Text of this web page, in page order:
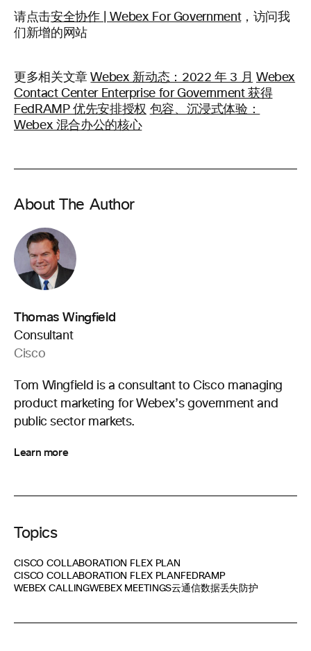
请点击安全协作 | Webex For Government，访问我
们新增的网站
更多相关文章 Webex 新动态：2022 年 3 月 Webex
Contact Center Enterprise for Government 获得
FedRAMP 优先安排授权 包容、沉浸式体验：
Webex 混合办公的核心
About The Author
Thomas Wingfield
Consultant
Cisco
Tom Wingfield is a consultant to Cisco managing
product marketing for Webex’s government and
public sector markets.
Learn more
Topics
CISCO COLLABORATION FLEX PLAN
CISCO COLLABORATION FLEX PLAN FEDRAMP
WEBEX CALLINGWEBEX MEETINGS云通信数据丢失防护